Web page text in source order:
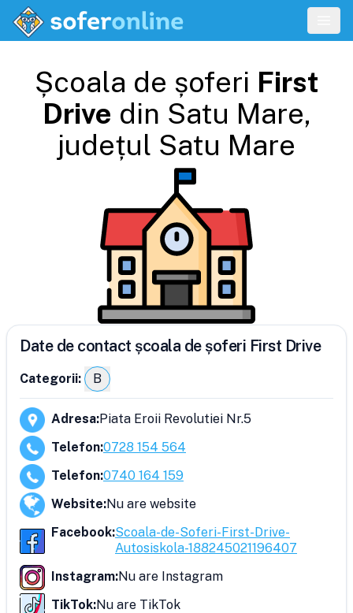
Școala de șoferi First
Drive din Satu Mare,
județul Satu Mare
Date de contact școala de șoferi First Drive
Categorii: B
Adresa:Piata Eroii Revolutiei Nr.5
Telefon:0728 154 564
Telefon:0740 164 159
Website:Nu are website
Facebook:Scoala-de-Soferi-First-Drive-
Autosiskola-188245021196407
Instagram:Nu are Instagram
TikTok:Nu are TikTok